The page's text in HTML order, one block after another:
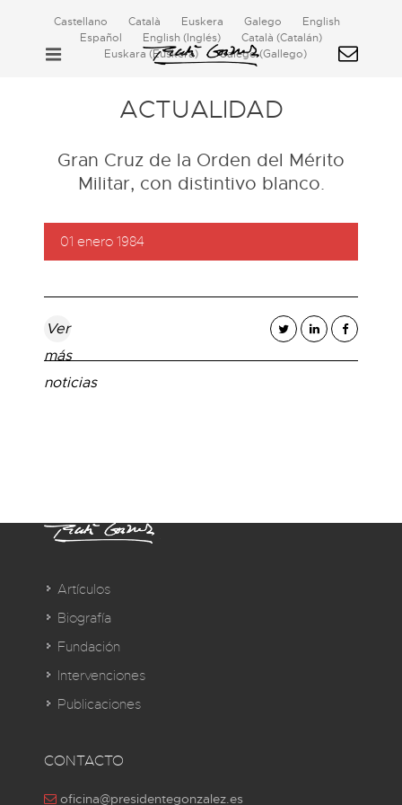
Castellano Català Euskera Galego
English
Español
English(Inglés) Català (Catalán)
Euskara (Euskera) Galego(Gallego)
ACTUALIDAD
Gran Cruz de la Orden del Mérito
Militar, con distintivo blanco.
01 enero 1984
Ver
más
noticias
Artículos
Biografía
Fundación
Intervenciones
Publicaciones
CONTACTO
oficina@presidentegonzalez.es